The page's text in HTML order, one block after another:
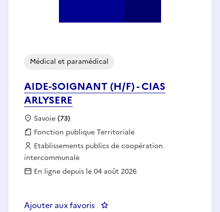
AIDE-SOIGNANT (H/F) - CIAS
ARLYSERE
Médical et paramédical
Localisation :
Savoie(73)
Fonction publique :
Fonction publique Territoriale
Employeur :
Etablissements publics de coopération
intercommunale
En ligne depuis le 04 août 2026
Ajouter aux favoris : AIDE-SOIGNANT (H/F) - CIAS